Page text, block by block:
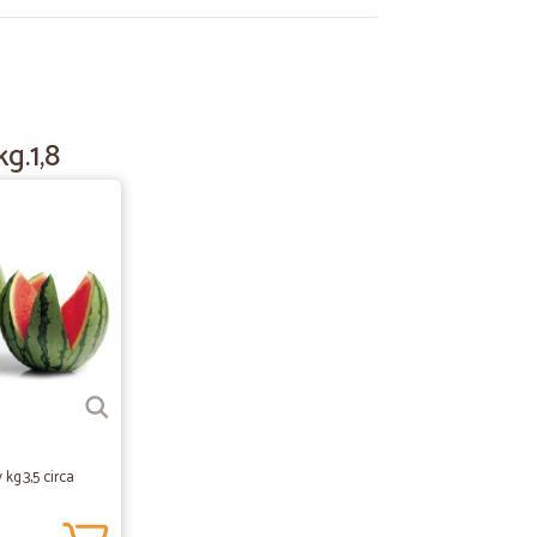
Devo dire che si dimostrano sempre impeccabili
celerità delle spedizioni.
ritardo, è dipeso dal corriere, non da Cicalia.
circa